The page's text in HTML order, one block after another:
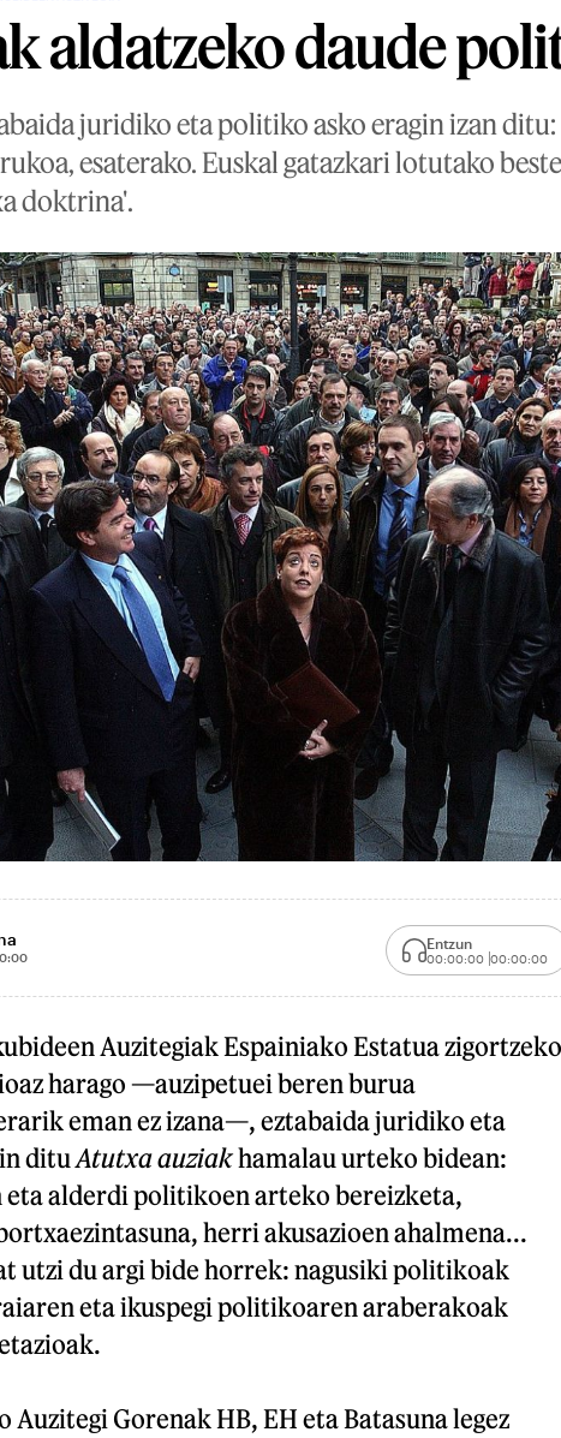
aldatzeko daude
juridiko eta politiko asko eragin izan
esaterako. Euskal gatazkari lotutako
doktrina'.
Entzun
00:00:00 00:00:00
Auzitegiak Espainiako Estatua zigortzeko
harago —auzipetuei beren burua
eman ez izana—, eztabaida juridiko eta
ditu Atutxa auziakhamalau urteko bidean:
eta alderdi politikoen arteko bereizketa,
herri akusazioen ahalmena...
utzi du argi bide horrek: nagusiki politikoak
eta ikuspegi politikoaren araberakoak
Auzitegi Gorenak HB, EH eta Batasuna legez